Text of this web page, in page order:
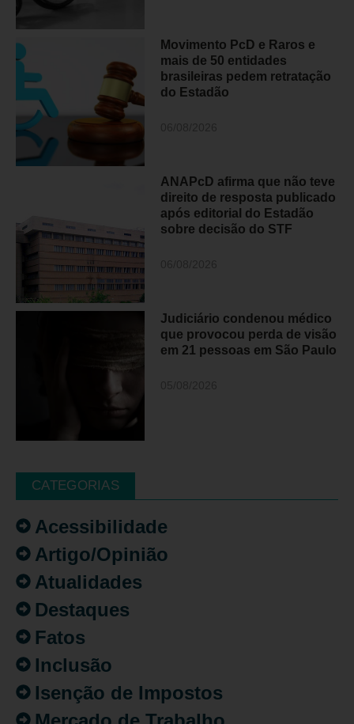
Movimento PcD e Raros e
mais de 50 entidades
brasileiras pedem retratação
do Estadão
ANAPcD afirma que não teve
direito de resposta publicado
após editorial do Estadão
sobre decisão do STF
Judiciário condenou médico
que provocou perda de visão
em 21 pessoas em São Paulo
CATEGORIAS
Acessibilidade
Artigo/Opinião
Atualidades
Destaques
Fatos
Inclusão
Isenção de Impostos